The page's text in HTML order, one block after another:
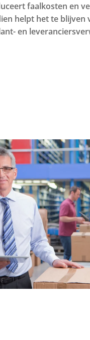
faalkosten en
helpt het te blijven
en